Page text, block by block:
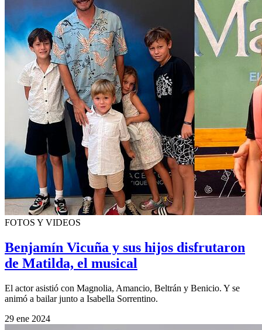
FOTOS Y VIDEOS
Benjamín Vicuña y sus hijos disfrutaron
de Matilda, el musical
El actor asistió con Magnolia, Amancio, Beltrán y Benicio. Y se
animó a bailar junto a Isabella Sorrentino.
29 ene 2024